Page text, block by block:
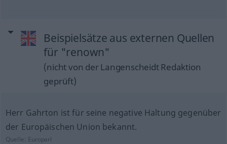
Beispielsätze aus externen Quellen
für "renown"
(nicht von der Langenscheidt Redaktion
geprüft)
Herr Gahrton ist für seine negative Haltung gegenüber
der Europäischen Union bekannt.
Quelle: Europarl